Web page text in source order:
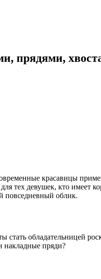
прядями,
красавицы
тех девушек, кто имеет
повседневный облик.
стать обладательницей
накладные пряди?